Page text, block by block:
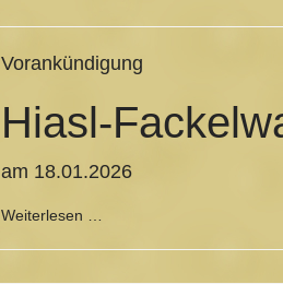
Vorankündigung
Hiasl-
am 18.01.2026
Weiterlesen …